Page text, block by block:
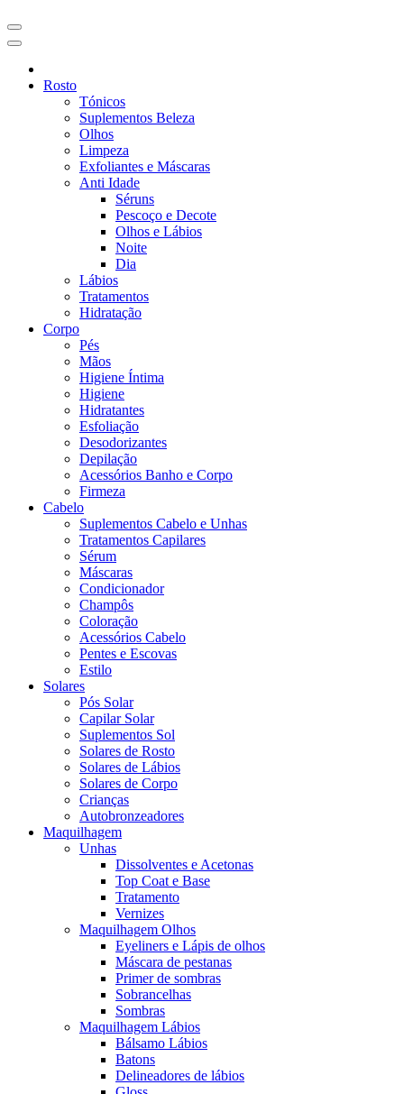
Rosto
Tónicos
Suplementos Beleza
Olhos
Limpeza
Exfoliantes e Máscaras
Anti Idade
Séruns
Pescoço e Decote
Olhos e Lábios
Noite
Dia
Lábios
Tratamentos
Hidratação
Corpo
Pés
Mãos
Higiene Íntima
Higiene
Hidratantes
Esfoliação
Desodorizantes
Depilação
Acessórios Banho e Corpo
Firmeza
Cabelo
Suplementos Cabelo e Unhas
Tratamentos Capilares
Sérum
Máscaras
Condicionador
Champôs
Coloração
Acessórios Cabelo
Pentes e Escovas
Estilo
Solares
Pós Solar
Capilar Solar
Suplementos Sol
Solares de Rosto
Solares de Lábios
Solares de Corpo
Crianças
Autobronzeadores
Maquilhagem
Unhas
Dissolventes e Acetonas
Top Coat e Base
Tratamento
Vernizes
Maquilhagem Olhos
Eyeliners e Lápis de olhos
Máscara de pestanas
Primer de sombras
Sobrancelhas
Sombras
Maquilhagem Lábios
Bálsamo Lábios
Batons
Delineadores de lábios